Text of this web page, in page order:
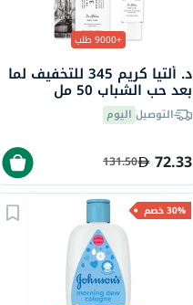
+9000 طلب
د. ألتيا كريم 345 للتخفيف لما
بعد حب الشباب 50 مل
التوصيل اليوم
72.33
131.50
30% خصم